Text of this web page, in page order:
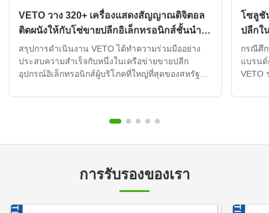
VETO วาง 320+ เครื่องแสดงสัญญาณดิจิตอล
ติดผนังให้กับโซ่ขายปลีกอิเล็กทรอนิกส์ชั้นนํา
ของ UAE
สรุปการดําเนินงาน VETO ได้ทําความร่วมมืออย่าง
ประสบความสําเร็จกับหนึ่งในเครือข่ายขายปลีก
อุปกรณ์อิเล็กทรอนิกส์ผู้บริโภคที่ใหญ่ที่สุดของสหรัฐ
ค้าทั่ว 120+ สถานที่ขายปลีกโดยการใช้เครื่องป้าย
โซลูชั
ปลีกใ
ของ
กรณีศึ
แบรนด์
VETO
ร้าน ลู
การรับรองของเรา